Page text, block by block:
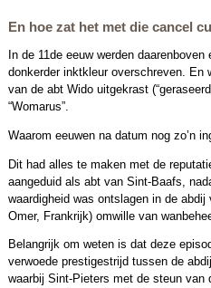
En hoe zat het met die cancel
In de 11de eeuw werden
donkerder inktkleur overschreven. En
van de abt Wido uitgekrast
“Womarus”.
Waarom eeuwen na datum nog zo’n
Dit had alles te maken met de
aangeduid als abt van Sint-Baafs,
waardigheid was ontslagen in de
Omer, Frankrijk) omwille van
Belangrijk om weten is dat deze
verwoede prestigestrijd tussen de
waarbij Sint-Pieters met de steun van